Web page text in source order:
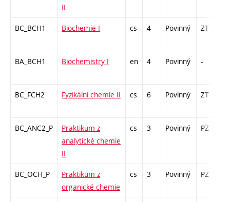
II
BC_BCH1 Biochemie I cs 4 Povinný ZT
BA_BCH1 Biochemistry I en 4 Povinný -
BC_FCH2 Fyzikální chemie II cs 6 Povinný ZT
BC_ANC2_P
Praktikum z
analytické chemie
II
cs 3 Povinný PZ
BC_OCH_P
Praktikum z
organické chemie
cs 3 Povinný PZ